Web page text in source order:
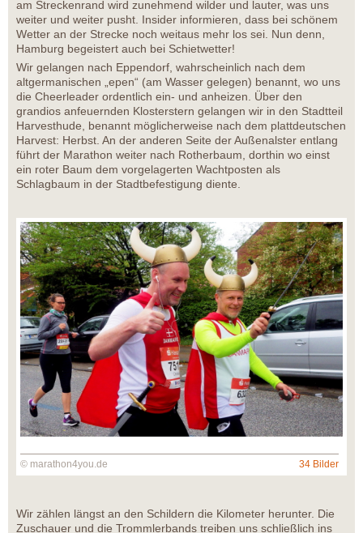
am Streckenrand wird zunehmend wilder und lauter, was uns
weiter und weiter pusht. Insider informieren, dass bei schönem
Wetter an der Strecke noch weitaus mehr los sei. Nun denn,
Hamburg begeistert auch bei Schietwetter!
Wir gelangen nach Eppendorf, wahrscheinlich nach dem
altgermanischen „epen“ (am Wasser gelegen) benannt, wo uns
die Cheerleader ordentlich ein- und anheizen. Über den
grandios anfeuernden Klosterstern gelangen wir in den Stadtteil
Harvesthude, benannt möglicherweise nach dem plattdeutschen
Harvest: Herbst. An der anderen Seite der Außenalster entlang
führt der Marathon weiter nach Rotherbaum, dorthin wo einst
ein roter Baum dem vorgelagerten Wachtposten als
Schlagbaum in der Stadtbefestigung diente.
© marathon4you.de 34 Bilder
Wir zählen längst an den Schildern die Kilometer herunter. Die
Zuschauer und die Trommlerbands treiben uns schließlich ins